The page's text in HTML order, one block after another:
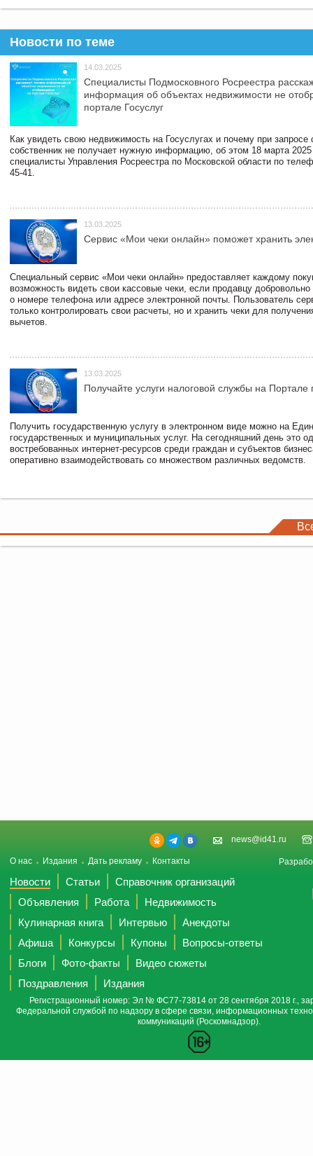
Новости по теме
14.03.2025
Специалисты Подмосковного Росреестра
информация об объектах недвижимости не
портале Госуслуг
Как увидеть свою недвижимость на Госуслугах и почему при запросе
собственник не получает нужную информацию, об этом 18 марта 2025
специалисты Управления Росреестра по Московской области по
45-41.
13.03.2025
Сервис «Мои чеки онлайн» поможет хранить
Специальный сервис «Мои чеки онлайн» предоставляет каждому
возможность видеть свои кассовые чеки, если продавцу
о номере телефона или адресе электронной почты. Пользователь
только контролировать свои расчеты, но и хранить чеки для
вычетов.
13.03.2025
Получайте услуги налоговой службы на Портале
Получить государственную услугу в электронном виде можно на
государственных и муниципальных услуг. На сегодняшний день это
востребованных интернет-ресурсов среди граждан и субъектов
оперативно взаимодействовать со множеством различных ведомств.
news@id41.ru
О нас Издания Дать рекламу Контакты
Новости Статьи
Справочник организаций
Объявления
Работа
Недвижимость
Кулинарная книга
Интервью
Анекдоты
Афиша
Конкурсы Купоны
Вопросы-ответы
Блоги
Фото-факты
Видео сюжеты
Поздравления
Издания
Регистрационный номер: Эл № ФС77-73814 от 28 сентября 2018 г.,
Федеральной службой по надзору в сфере связи, информационных
коммуникаций (Роскомнадзор).